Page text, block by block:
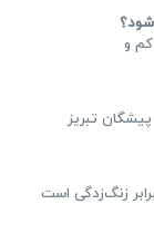
کم و
تبریز
زنگ‌زدگی است